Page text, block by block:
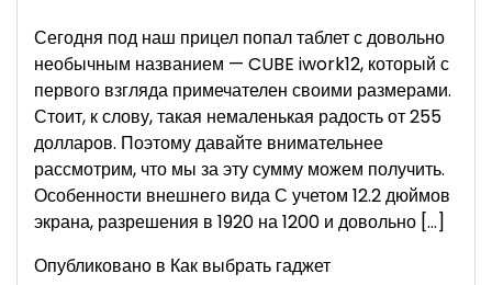
Сегодня под наш прицел попал таблет с довольно
необычным названием — CUBE iwork12, который с
первого взгляда примечателен своими размерами.
Стоит, к слову, такая немаленькая радость от 255
долларов. Поэтому давайте внимательнее
рассмотрим, что мы за эту сумму можем получить.
Особенности внешнего вида С учетом 12.2 дюймов
экрана, разрешения в 1920 на 1200 и довольно […]
Опубликовано в Как выбрать гаджет